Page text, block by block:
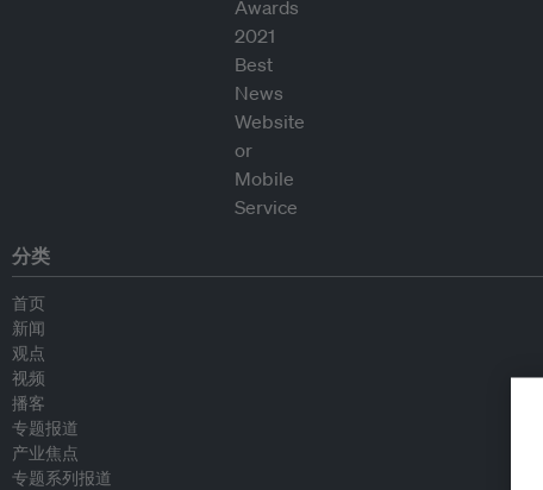
分类
首页
新闻
观点
视频
播客
专题报道
产业焦点
专题系列报道